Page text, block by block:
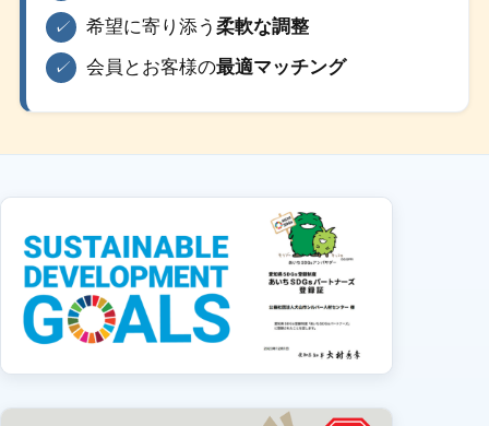
✓ 希望に寄り添う 柔軟な調整
✓ 会員とお客様の最適マッチング